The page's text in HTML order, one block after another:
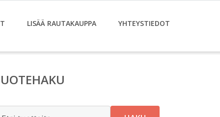
LISÄÄ RAUTAKAUPPA YHTEYSTIEDOT